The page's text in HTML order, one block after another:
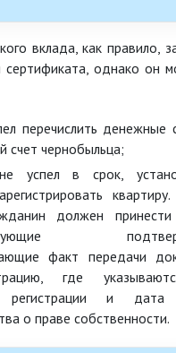
вклада, как правило,
сертификата, однако он
счет чернобыльца;
должен
факт передачи
где
регистрации и дата
о праве собственности.